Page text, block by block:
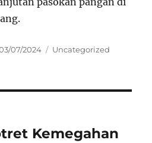
07/2024 Categories
Uncategorized
Kemegahan